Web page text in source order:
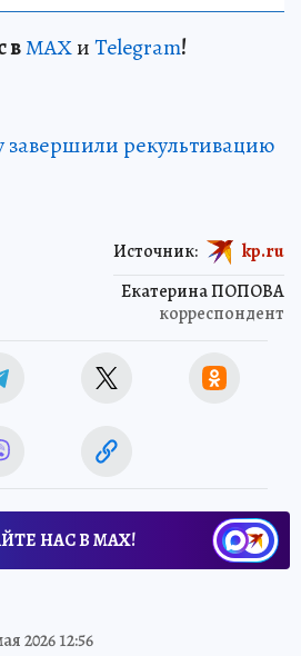
вМАХиTelegram!
завершили рекультивацию
Екатерина ПОПОВА
корреспондент
Источник: kp.ru
НАС В МАХ!
2026 12:56